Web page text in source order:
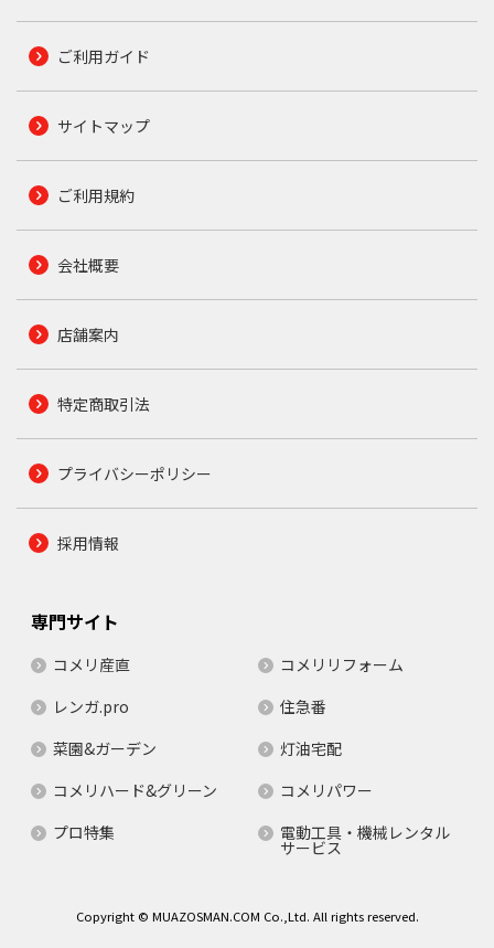
ご利用ガイド
サイトマップ
ご利用規約
会社概要
店舗案内
特定商取引法
プライバシーポリシー
採用情報
専門サイト
コメリ産直
コメリリフォーム
レンガ.pro
住急番
菜園&ガーデン
灯油宅配
コメリハード&グリーン
コメリパワー
プロ特集
電動工具・機械レンタル
サービス
Copyright © MUAZOSMAN.COM Co.,Ltd. All rights reserved.